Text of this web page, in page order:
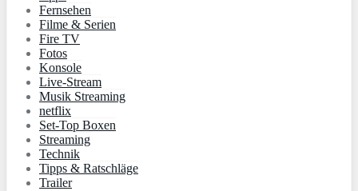
Fernsehen
Filme & Serien
Fire TV
Fotos
Konsole
Live-Stream
Musik Streaming
netflix
Set-Top Boxen
Streaming
Technik
Tipps & Ratschläge
Trailer